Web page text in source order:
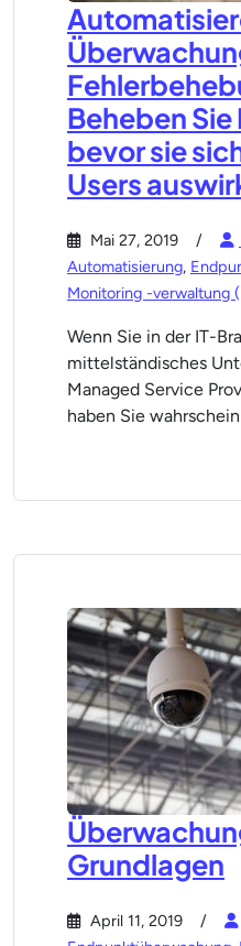
Beheben
bevor sie
Users
Mai 27, 2019
Automatisierung,
Monitoring -verwaltung
Wenn Sie in der IT-
mittelständisches
Managed Service
haben Sie
Grundlagen
April 11, 2019